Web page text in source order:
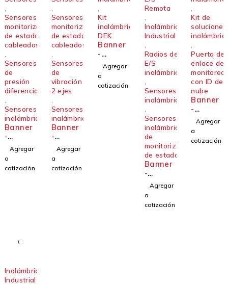
Sensores de
monitorización
de estado
cableados
Sensores
de
presión
diferencial
Sensores
inalámbricos
Banner
-
Sensor
QM42-
DPS1-
2Q
Agregar
a
cotización
Sensores de
monitorización
de estado
cableados
Sensores
de
vibración
2 ejes
Sensores
inalámbricos
Banner
-
Sensor
QM30V
T2-SS-
9M
Agregar
a
cotización
Kit
inalámbrico
DEK
Banner
-
DEK100
-A1-A
Agregar
a
cotización
Remota
Inalámbrico
Industrial
Radios de
E/S
inalámbricas
Sensores
inalámbricos
Sensores
inalámbricos
de
monitorización
de estado
Banner
-
Radios
datos
de E/S
Agregar
a
cotización
Kit de
soluciones
Puerta de
enlace de
monitoreo
con ID de
nube
Banner
-
DXM120
0-CK2-
W
Agregar
a
cotización
Inalámbrico
Industrial